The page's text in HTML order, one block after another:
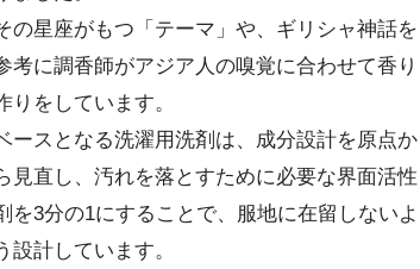
の星座がもつ「テーマ」や、ギリシャ神話を
考に調香師がアジア人の嗅覚に合わせて香り
りをしています。
ースとなる洗濯用洗剤は、成分設計を原点か
見直し、汚れを落とすために必要な界面活性
を3分の1にすることで、服地に在留しないよ
設計しています。